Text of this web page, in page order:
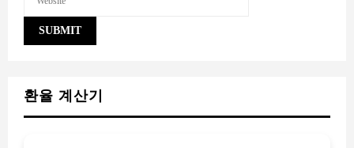
환율 계산기